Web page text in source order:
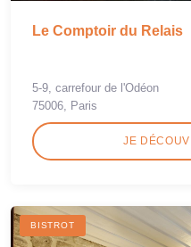
Le Comptoir du Relais
5-9, carrefour de l'Odéon
75006, Paris
JE
BISTROT